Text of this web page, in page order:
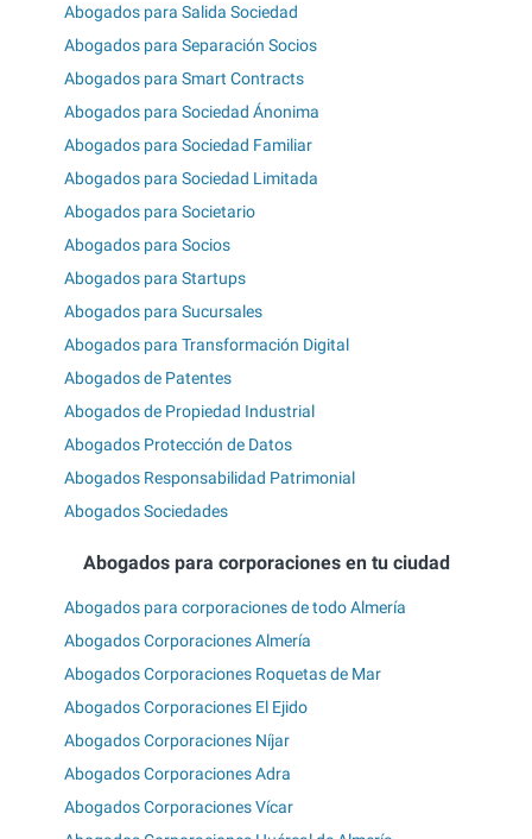
Abogados para Salida Sociedad
Abogados para Separación Socios
Abogados para Smart Contracts
Abogados para Sociedad Ánonima
Abogados para Sociedad Familiar
Abogados para Sociedad Limitada
Abogados para Societario
Abogados para Socios
Abogados para Startups
Abogados para Sucursales
Abogados para Transformación Digital
Abogados de Patentes
Abogados de Propiedad Industrial
Abogados Protección de Datos
Abogados Responsabilidad Patrimonial
Abogados Sociedades
Abogados para corporaciones en tu ciudad
Abogados para corporaciones de todo Almería
Abogados Corporaciones Almería
Abogados Corporaciones Roquetas de Mar
Abogados Corporaciones El Ejido
Abogados Corporaciones Níjar
Abogados Corporaciones Adra
Abogados Corporaciones Vícar